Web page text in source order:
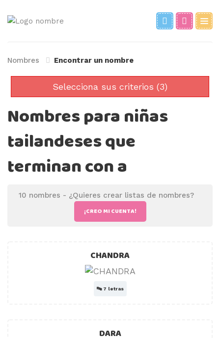
Nombres Encontrar un nombre
Selecciona sus criterios (3)
Nombres para niñas
tailandeses que
terminan con a
10 nombres - ¿Quieres crear listas de nombres?
¡CREO MI CUENTA!
CHANDRA
🔤 7 letras
DARA